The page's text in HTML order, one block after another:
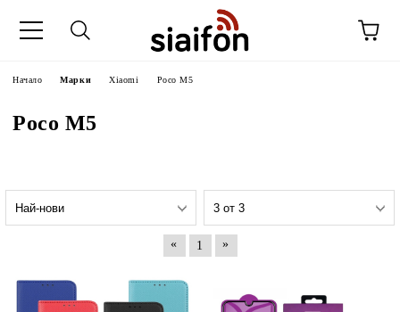
Начало Марки Xiaomi Poco M5
Poco M5
« 1 »